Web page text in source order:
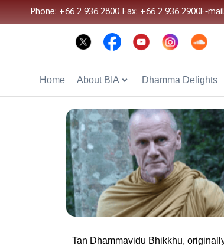
Phone: +66 2 936 2800 Fax: +66 2 936 2900E-
Home About BIA Dhamma Delights
Tan Dhammavidu Bhikkhu,